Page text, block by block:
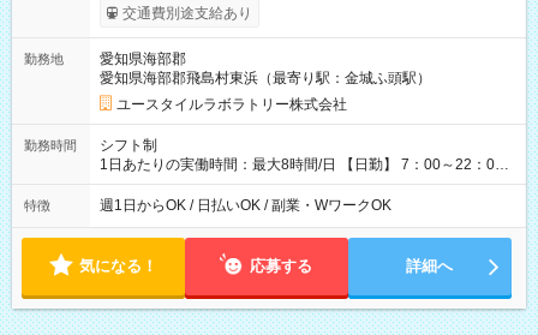
考慮して決定します 【収入例】 週1回勤務の場合：1,510円×8時
間×4回=4万8,320円 週3回勤務の場合：1,510円×8時間×12回
1,600円 【試用期間】試用期間あり 試用期間の長さ：2ヶ月
※ 雇用形態と給与に、本採用時と異なる部分があります。 雇用
形態：本採用時と同じです。 給与：時給 1,140円以上
交通費別途支給あり
勤務地
愛知県海部郡
愛知県海部郡飛島村東浜（最寄り駅：金城ふ頭駅）
ユースタイルラボラトリー株式会社
勤務時間
シフト制
1日あたりの実働時間：最大8時間/日 【日勤】 7：00～22：00
の間で8時間勤務（休憩時間は法定通り） ※週1日～OK ／ 夜勤
なし ＊＊ 勤務時間例 ＊＊ ■8時から17時 ■9時から18時 ■10
定（毎週同じ曜日勤務）
特徴 週1日からOK / 日払いOK / 副業・WワークOK
気になる！ 応募する 詳細へ